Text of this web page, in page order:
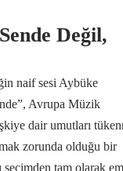
Değil,
naif sesi Aybüke
Avrupa Müzik
dair umutları
zorunda olduğu bir
seçimden tam olarak